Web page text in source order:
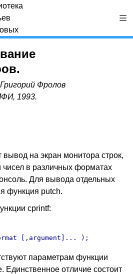
Фролов
1993.
вывод на экран монитора строк,
чисел в различных форматах
Для вывода отдельных
функция putch.
cprintf:
параметрам функции
отличие состоит